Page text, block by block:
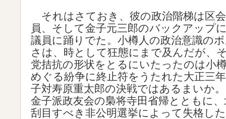
それはさておき、彼の政治階梯は区
員、そして金子元三郎のバックアップ
議員に踊りでた。小樽人の政治意識の
さは、時として狂態にまで及んだが、
党拮抗の形状をとるにいたったのは小
めぐる紛争に終止符をうたれた大正三
子対寿原重太郎の決戦ではあるまいか
金子派政友会の梟将寺田省帰とともに
刮目すべき非公明選挙によって失格し